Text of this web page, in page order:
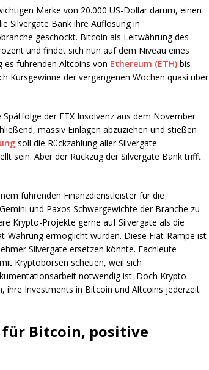
Marke von 20.000 US-Dollar darum, einen
Silvergate Bank ihre Auflösung in
geschockt. Bitcoin als Leitwährung des
und findet sich nun auf dem Niveau eines
es führenden Altcoins von Ethereum (ETH) bis
Kursgewinne der vergangenen Wochen quasi über
der FTX Insolvenz aus dem November
massiv Einlagen abzuziehen und stießen
soll die Rückzahlung aller Silvergate
sein. Aber der Rückzug der Silvergate Bank trifft
führenden Finanzdienstleister für die
und Paxos Schwergewichte der Branche zu
Krypto-Projekte gerne auf Silvergate als die
Währung ermöglicht wurden. Diese Fiat-Rampe ist
Silvergate ersetzen könnte. Fachleute
Kryptobörsen scheuen, weil sich
notwendig ist. Doch Krypto-
ihre Investments in Bitcoin und Altcoins jederzeit
Bitcoin, positive